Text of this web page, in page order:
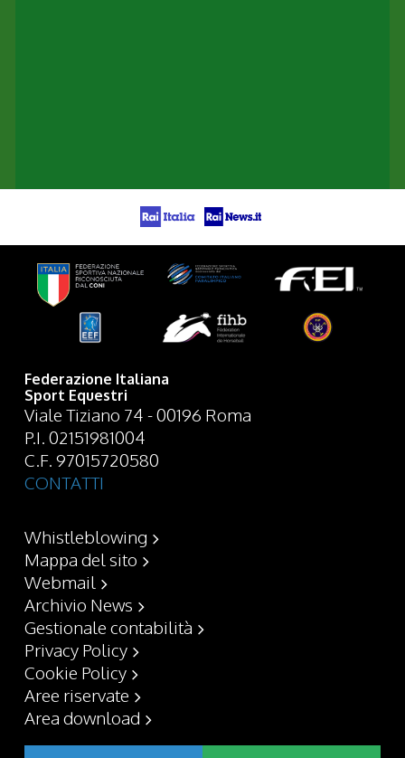
Federazione Italiana
Sport Equestri
Viale Tiziano 74 - 00196 Roma
P.I. 02151981004
C.F. 97015720580
CONTATTI
Whistleblowing
Mappa del sito
Webmail
Archivio News
Gestionale contabilità
Privacy Policy
Cookie Policy
Aree riservate
Area download